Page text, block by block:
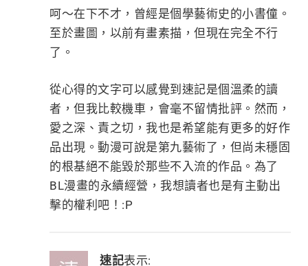
呵～在下不才，曾經是個學藝術史的小書僮。
至於畫圖，以前有畫素描，但現在完全不行
了。
從心得的文字可以感覺到速記是個溫柔的讀
者，但我比較機車，會毫不留情批評。然而，
愛之深、責之切，我也是希望能有更多的好作
品出現。動漫可說是第九藝術了，但尚未穩固
的根基絕不能毀於那些不入流的作品。為了
BL漫畫的永續經營，我想讀者也是有主動出
擊的權利吧！:P
速記表示: